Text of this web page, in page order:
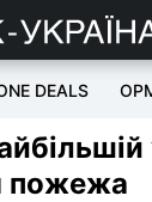
DEALS
пожежа